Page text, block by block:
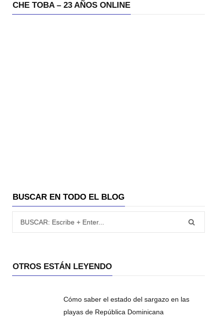
CHE TOBA – 23 AÑOS ONLINE
BUSCAR EN TODO EL BLOG
OTROS ESTÁN LEYENDO
Cómo saber el estado del sargazo en las
playas de República Dominicana